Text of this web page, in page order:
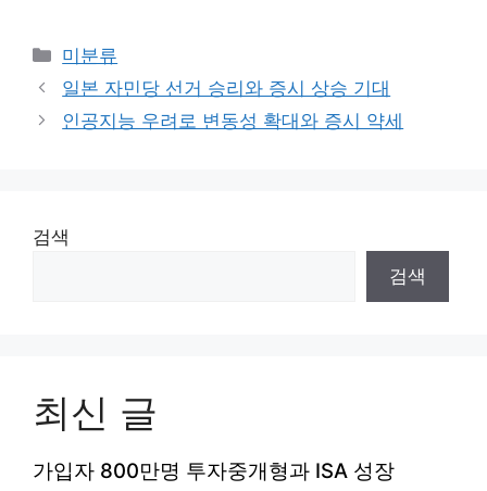
카
테
리
미분류
일본 자민당 선거 승리와 증시 상승 기대
인공지능 우려로 변동성 확대와 증시 약세
검색
검색
최신 글
가입자 800만명 투자중개형과 ISA 성장